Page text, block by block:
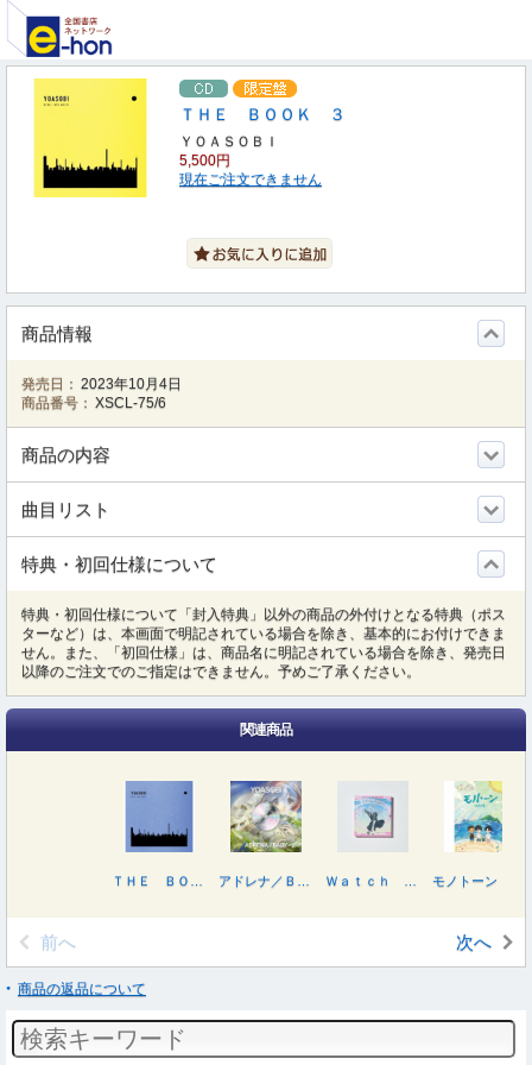
ＴＨＥ ＢＯＯＫ ３
ＹＯＡＳＯＢＩ
5,500円
現在ご注文できません
商品情報
発売日： 2023年10月4日
商品番号： XSCL-75/6
商品の内容
曲目リスト
特典・初回仕様について
特典・初回仕様について「封入特典」以外の商品の外付けとなる特典（ポス
ターなど）は、本画面で明記されている場合を除き、基本的にお付けできま
せん。また、「初回仕様」は、商品名に明記されている場合を除き、発売日
以降のご注文でのご指定はできません。予めご了承ください。
関連商品
モノトーン
前へ 次へ
商品の返品について